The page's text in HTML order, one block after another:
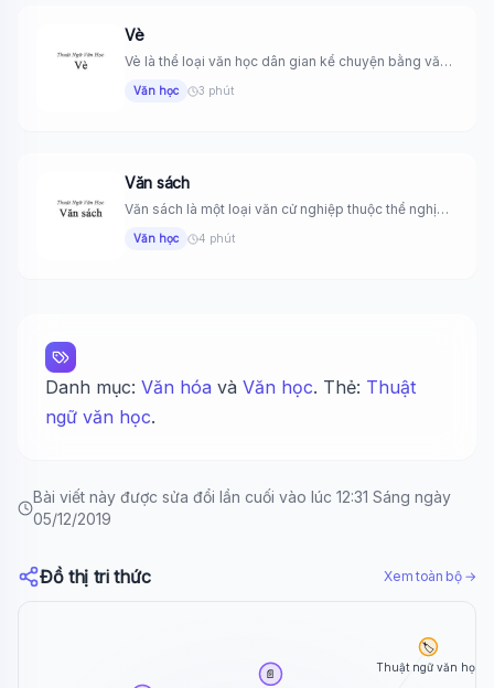
Vè
Vè là thể loại văn học dân gian kể chuyện bằng văn
Văn học 3 phút
Văn sách
Văn sách là một loại văn cử nghiệp thuộc thể nghị
Văn học 4 phút
Danh mục: Văn hóa và Văn học. Thẻ: Thuật
ngữ văn học.
Bài viết này được sửa đổi lần cuối vào lúc 12:31 Sáng ngày
05/12/2019
Đồ thị tri thức Xem toàn bộ →
📄 Thuật ngữ văn học
🏷️